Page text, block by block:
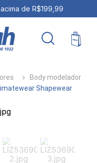
de R$199,99
Body modelador
Shapewear